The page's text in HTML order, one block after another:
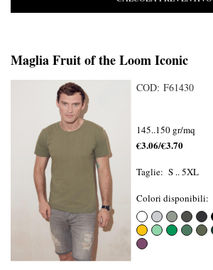
Maglia Fruit of the Loom Iconic
COD: F61430
145..150 gr/mq
€3.06/€3.70
Taglie: S .. 5XL
Colori disponibili: